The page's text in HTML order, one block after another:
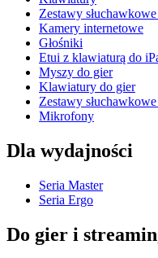
Zestawy
Kamery internetowe
Głośniki
Etui z klawiaturą do
Myszy do gier
Klawiatury do gier
Zestawy
Mikrofony
Dla wydajności
Seria Master
Seria Ergo
Do gier i